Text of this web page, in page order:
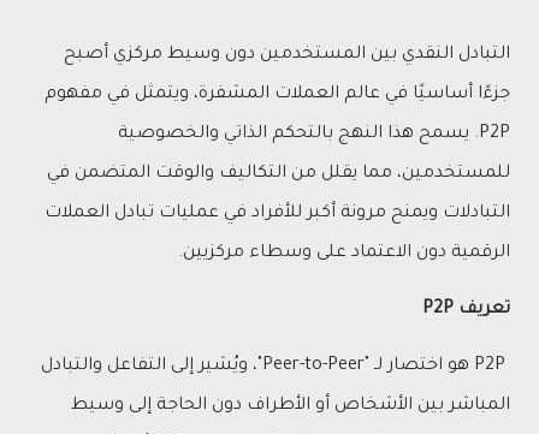
التبادل النقدي بين المستخدمين دون وسيط مركزي أصبح
جزءًا أساسيًا في عالم العملات المشفرة، ويتمثل في مفهوم
P2P. يسمح هذا النهج بالتحكم الذاتي والخصوصية
للمستخدمين، مما يقلل من التكاليف والوقت المتضمن في
التبادلات ويمنح مرونة أكبر للأفراد في عمليات تبادل العملات
الرقمية دون الاعتماد على وسطاء مركزيين.
تعريف P2P
P2P هو اختصار لـ "Peer-to-Peer"، ويُشير إلى التفاعل والتبادل
المباشر بين الأشخاص أو الأطراف دون الحاجة إلى وسيط